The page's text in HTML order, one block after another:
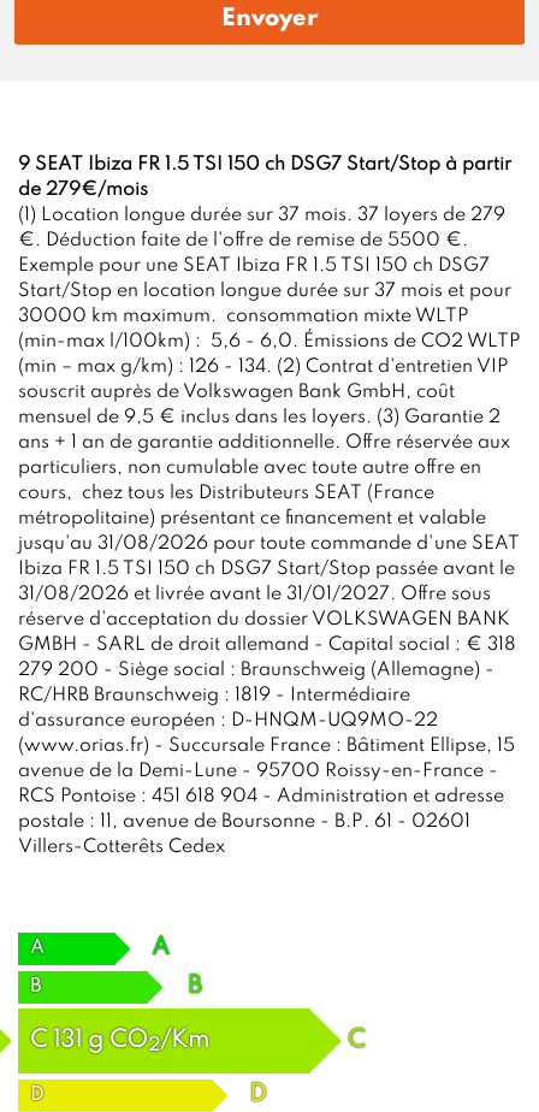
Envoyer
9 SEAT Ibiza FR 1.5 TSI 150 ch DSG7 Start/Stop à partir
de 279€/mois
(1) Location longue durée sur 37 mois. 37 loyers de 279
€. Déduction faite de l'offre de remise de 5500 €.
Exemple pour une SEAT Ibiza FR 1.5 TSI 150 ch DSG7
Start/Stop en location longue durée sur 37 mois et pour
30000 km maximum. consommation mixte WLTP
(min-max l/100km) : 5,6 - 6,0. Émissions de CO2 WLTP
(min – max g/km) : 126 - 134. (2) Contrat d'entretien VIP
souscrit auprès de Volkswagen Bank GmbH, coût
mensuel de 9,5 € inclus dans les loyers. (3) Garantie 2
ans + 1 an de garantie additionnelle. Offre réservée aux
particuliers, non cumulable avec toute autre offre en
cours, chez tous les Distributeurs SEAT (France
métropolitaine) présentant ce financement et valable
jusqu'au 31/08/2026 pour toute commande d'une SEAT
Ibiza FR 1.5 TSI 150 ch DSG7 Start/Stop passée avant le
31/08/2026 et livrée avant le 31/01/2027. Offre sous
réserve d'acceptation du dossier VOLKSWAGEN BANK
GMBH - SARL de droit allemand - Capital social : € 318
279 200 - Siège social : Braunschweig (Allemagne) -
RC/HRB Braunschweig : 1819 - Intermédiaire
d'assurance européen : D-HNQM-UQ9MO-22
(www.orias.fr) - Succursale France : Bâtiment Ellipse, 15
avenue de la Demi-Lune - 95700 Roissy-en-France -
RCS Pontoise : 451 618 904 - Administration et adresse
postale : 11, avenue de Boursonne - B.P. 61 - 02601
Villers-Cotterêts Cedex
A A
B B
C131 g CO2/Km C
D D